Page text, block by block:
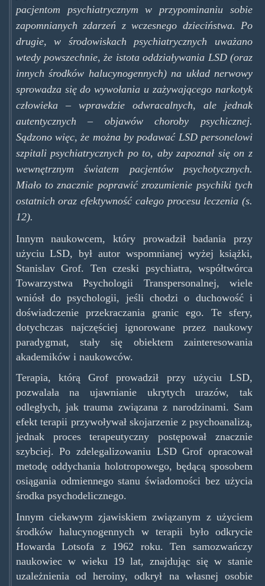
pacjentom psychiatrycznym w przypominaniu sobie
zapomnianych zdarzeń z wczesnego dzieciństwa. Po
drugie, w środowiskach psychiatrycznych uważano
wtedy powszechnie, że istota oddziaływania LSD (oraz
innych środków halucynogennych) na układ nerwowy
sprowadza się do wywołania u zażywającego narkotyk
człowieka – wprawdzie odwracalnych, ale jednak
autentycznych – objawów choroby psychicznej.
Sądzono więc, że można by podawać LSD personelowi
szpitali psychiatrycznych po to, aby zapoznał się on z
wewnętrznym światem pacjentów psychotycznych.
Miało to znacznie poprawić zrozumienie psychiki tych
ostatnich oraz efektywność całego procesu leczenia (s.
12).
Innym naukowcem, który prowadził badania przy
użyciu LSD, był autor wspomnianej wyżej książki,
Stanislav Grof. Ten czeski psychiatra, współtwórca
Towarzystwa Psychologii Transpersonalnej, wiele
wniósł do psychologii, jeśli chodzi o duchowość i
doświadczenie przekraczania granic ego. Te sfery,
dotychczas najczęściej ignorowane przez naukowy
paradygmat, stały się obiektem zainteresowania
akademików i naukowców.
Terapia, którą Grof prowadził przy użyciu LSD,
pozwalała na ujawnianie ukrytych urazów, tak
odległych, jak trauma związana z narodzinami. Sam
efekt terapii przywoływał skojarzenie z psychoanalizą,
jednak proces terapeutyczny postępował znacznie
szybciej. Po zdelegalizowaniu LSD Grof opracował
metodę oddychania holotropowego, będącą sposobem
osiągania odmiennego stanu świadomości bez użycia
środka psychodelicznego.
Innym ciekawym zjawiskiem związanym z użyciem
środków halucynogennych w terapii było odkrycie
Howarda Lotsofa z 1962 roku. Ten samozwańczy
naukowiec w wieku 19 lat, znajdując się w stanie
uzależnienia od heroiny, odkrył na własnej osobie